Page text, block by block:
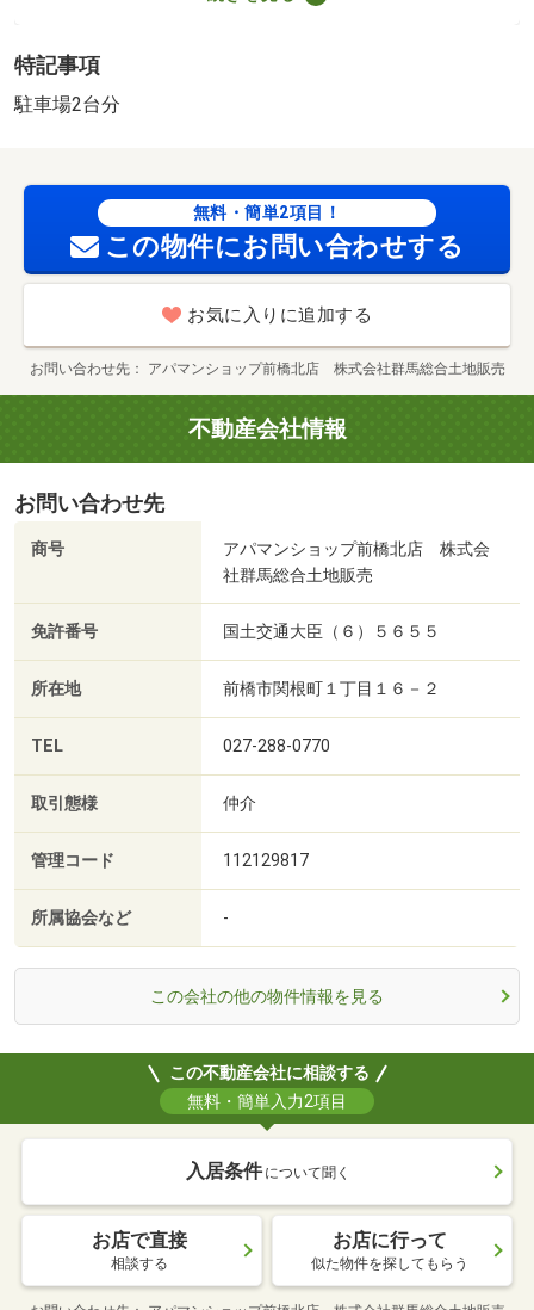
人負担分の支払い方法は原則 「カード決済」となりま
証加入必須。初回保証料３５０００円、月額保証料賃料等
総額の１％＋８００円／月（その他商品あり） コンビ
３口コンロ、グリル付き！対面キッチンなのでお料理中も
会話が楽しめますね ／加盟団体名：（一社）群馬県宅地
建物取引業協会 公取協名：（公社） 首都圏不動産公正
取引協議会加盟/カードキー発行料 16500円/ＩＣロック電
池（初回 2750円/室内清掃費用 77000円
特記事項
駐車場2台分
無料・簡単2項目！
この物件にお問い合わせする
お気に入りに追加する
お問い合わせ先 アパマンショップ前橋北店 株式会社群馬総合土地販売
不動産会社情報
お問い合わせ先
商号
アパマンショップ前橋北店 株式会
社群馬総合土地販売
免許番号 国土交通大臣（６）５６５５
所在地 前橋市関根町１丁目１６－２
TEL 027-288-0770
取引態様 仲介
管理コード 112129817
所属協会など -
この会社の他の物件情報を見る
この不動産会社に相談する
無料・簡単入力2項目
入居条件 について聞く
お店で直接
相談する
お店に行って
似た物件を探してもらう